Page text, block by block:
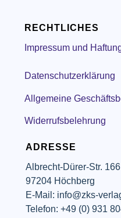
ADRESSE
Albrecht-Dürer-Str. 166
97204 Höchberg
E-Mail: info@zks-
Telefon: +49 (0) 931
RECHTLICHES
Impressum und
Datenschutzerklärung
Allgemeine
Widerrufsbelehrung